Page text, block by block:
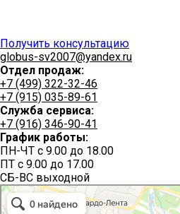
Получить консультацию
globus-sv2007@yandex.ru
Отдел продаж:
+7 (499) 322-32-46
+7 (915) 035-89-61
Служба сервиса:
+7 (916) 346-90-41
График работы:
ПН-ЧТ с 9.00 до 18.00
ПТ с 9.00 до 17.00
СБ-ВС выходной
Глобус Северо-Восток
Производственное предприятие в Мытищах